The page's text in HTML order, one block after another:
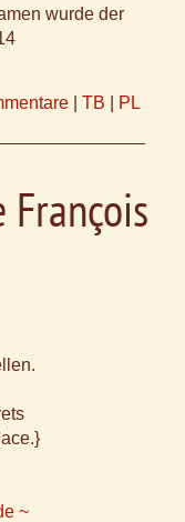
wurde der
TB PL
~